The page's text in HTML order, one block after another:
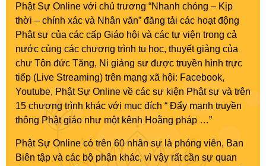
Phật Sự Online với chủ trương “Nhanh chóng – Kịp
thời – chính xác và Nhân văn” đăng tải các hoạt động
Phật sự của các cấp Giáo hội và các tự viện trong cả
nước cùng các chương trình tu học, thuyết giảng của
chư Tôn đức Tăng, Ni giảng sư được truyền hình trực
tiếp (Live Streaming) trên mạng xã hội: Facebook,
Youtube, Phật Sự Online về các sự kiện Phật sự và trên
15 chương trình khác với mục đích “ Đẩy mạnh truyền
thông Phật giáo như một kênh Hoằng pháp …”
Phật Sự Online có trên 60 nhân sự là phóng viên, Ban
Biên tập và các bộ phận khác, vì vậy rất cần sự quan